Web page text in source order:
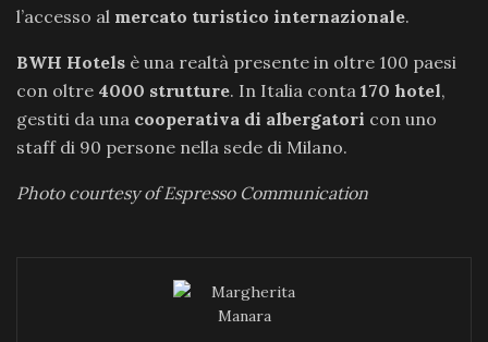
l’accesso al mercato turistico internazionale.
BWH Hotels è una realtà presente in oltre 100 paesi
con oltre 4000 strutture. In Italia conta 170 hotel,
gestiti da una cooperativa di albergatori con uno
staff di 90 persone nella sede di Milano.
Photo courtesy of Espresso Communication